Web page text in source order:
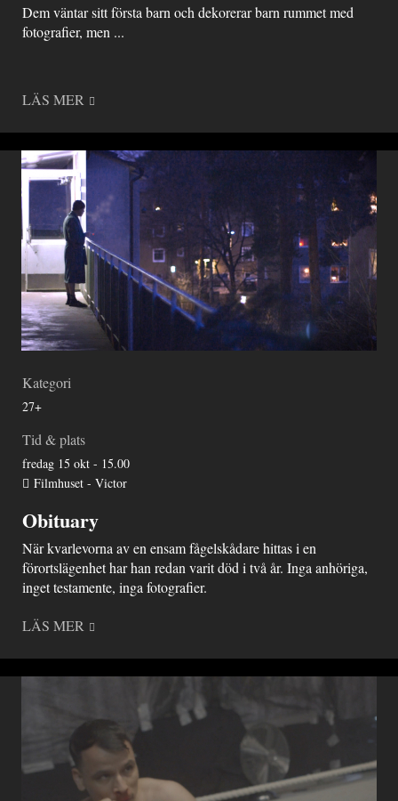
Dem väntar sitt första barn och dekorerar barn rummet med
fotografier, men ...
LÄS MER
Kategori
27+
Tid & plats
fredag 15 okt - 15.00
Filmhuset - Victor
Obituary
När kvarlevorna av en ensam fågelskådare hittas i en
förortslägenhet har han redan varit död i två år. Inga anhöriga,
inget testamente, inga fotografier.
LÄS MER